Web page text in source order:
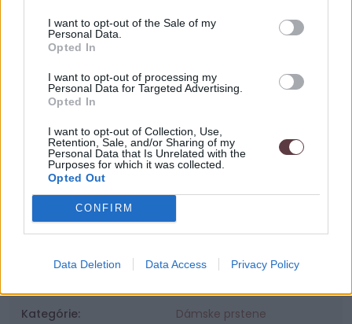
I want to opt-out of the Sale of my
Personal Data.
Opted In
I want to opt-out of processing my
Personal Data for Targeted Advertising.
Opted In
I want to opt-out of Collection, Use,
Retention, Sale, and/or Sharing of my
Personal Data that Is Unrelated with the
Purposes for which it was collected.
Opted Out
CONFIRM
Data Deletion Data Access Privacy Policy
Všetky šperky kolekcie Vamira sú hypoalergénnej povahy,
riešením pre osoby s jemnou a citlivou pokožkou.
Sme zaregistrovaný na puncovom úrade.
Parametre
Kategórie: Dámske prstene